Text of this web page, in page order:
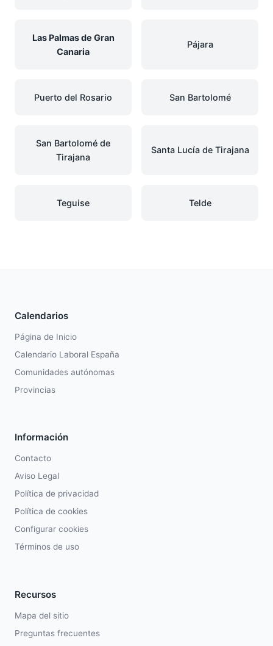
Las Palmas de Gran
Canaria
Pájara
Puerto del Rosario San Bartolomé
San Bartolomé de
Tirajana
Santa Lucía de Tirajana
Teguise Telde
Calendarios
Página de Inicio
Calendario Laboral España
Comunidades autónomas
Provincias
Información
Contacto
Aviso Legal
Política de privacidad
Política de cookies
Configurar cookies
Términos de uso
Recursos
Mapa del sitio
Preguntas frecuentes